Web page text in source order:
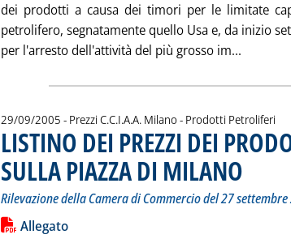
dei prodotti a causa dei timori per le limitate
petrolifero, segnatamente quello Usa e, da inizio
per l'arresto dell'attività del più grosso im... Leggi
29/09/2005 - Prezzi C.C.I.A.A. Milano - Prodotti Petroliferi
LISTINO DEI PREZZI DEI
SULLA PIAZZA DI MILANO .
Rilevazione della Camera di Commercio del 27
Leggi tutta la notizia: 'LISTINO DEI PREZZI DEI
Lista allegati PDF alla notizia
Allegato